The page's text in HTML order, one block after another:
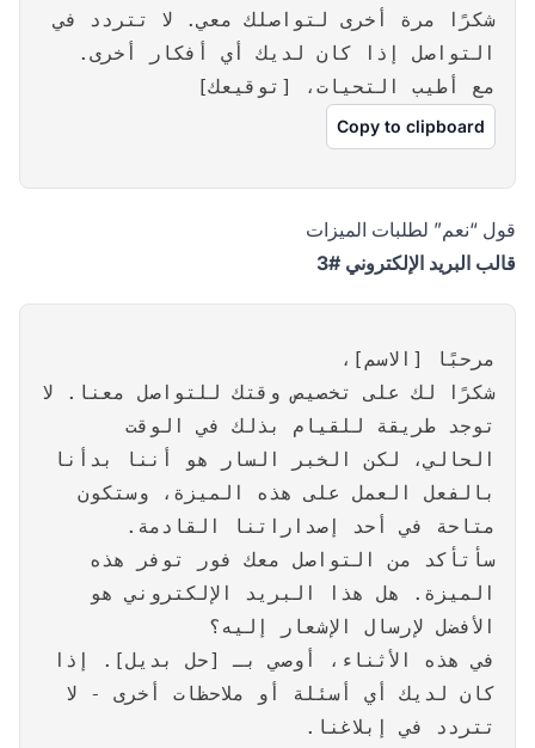
شكرًا مرة أخرى لتواصلك معي. لا تتردد في
التواصل إذا كان لديك أي أفكار أخرى.
مع أطيب التحيات، [توقيعك]
Copy to clipboard
قول “نعم” لطلبات الميزات
قالب البريد الإلكتروني #3
مرحبًا [الاسم]،
شكرًا لك على تخصيص وقتك للتواصل معنا. لا
توجد طريقة للقيام بذلك في الوقت
الحالي، لكن الخبر السار هو أننا بدأنا
بالفعل العمل على هذه الميزة، وستكون
متاحة في أحد إصداراتنا القادمة.
سأتأكد من التواصل معك فور توفر هذه
الميزة. هل هذا البريد الإلكتروني هو
الأفضل لإرسال الإشعار إليه؟
في هذه الأثناء، أوصي بـ [حل بديل]. إذا
كان لديك أي أسئلة أو ملاحظات أخرى - لا
تتردد في إبلاغنا.